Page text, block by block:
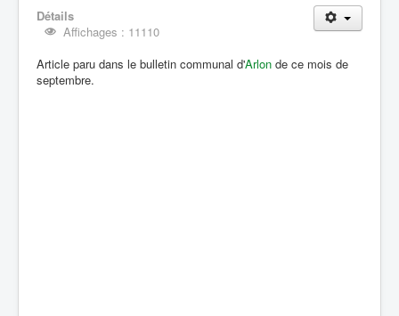
Histoire du vélo
Galerie Photos
Coin Presse
Détails
Affichages : 11110
Article paru dans le bulletin communal d'Arlon de ce mois de
septembre.